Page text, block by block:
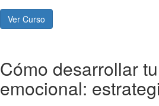
Ver Curso
Cómo desarrollar
emocional: